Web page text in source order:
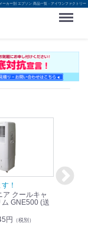
メーカー別 エプソン 商品一覧 - アイワンファクトリー
Menu
！
ア クールキャ
ム GNE500 (送
円 （税別）
即納可